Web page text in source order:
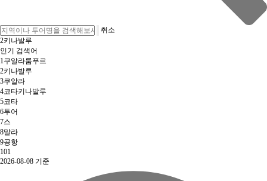
취소
2키나발루
인기 검색어
1쿠알라룸푸르
2키나발루
3쿠알라
4코타키나발루
5코타
6투어
7스
8말라
9공항
101
2026-08-08 기준